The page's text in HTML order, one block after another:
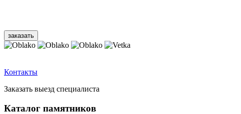
Контакты
Заказать выезд специалиста
Каталог памятников